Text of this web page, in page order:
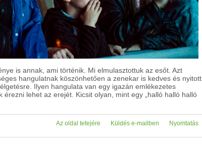
is annak, ami történik. Mi elmulasztottuk az esőt. Azt
hangulatnak köszönhetően a zenekar is kedves és nyitott
Ilyen hangulata van egy igazán emlékezetes
lehet az erejét. Kicsit olyan, mint egy „halló halló halló
Nyomtatás
Küldés e-mailben
Az oldal tetejére